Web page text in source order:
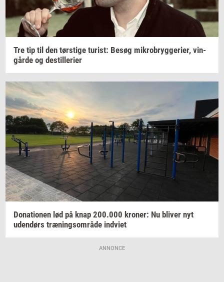
Tre tip til den tørsti­ge turist: Besøg mi­kro­bryg­ge­ri­er, vin­
går­de og destil­le­ri­er
Do­na­tio­nen lød på knap 200.000 kro­ner: Nu bli­ver nyt
uden­dørs træ­nings­om­rå­de ind­vi­et
ANNONCE